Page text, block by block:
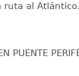
ruta al Atlántico.
PUENTE